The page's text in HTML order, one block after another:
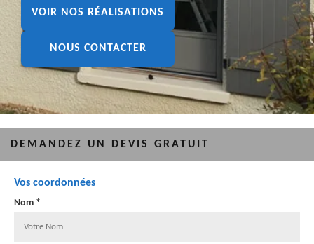
VOIR NOS RÉALISATIONS
NOUS CONTACTER
DEMANDEZ UN DEVIS GRATUIT
Vos coordonnées
Nom *